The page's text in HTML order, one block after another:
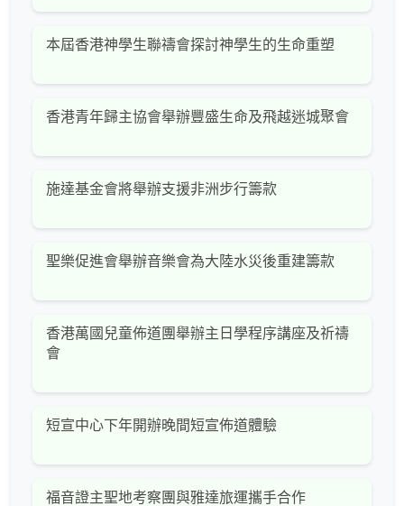
本屆香港神學生聯禱會探討神學生的生命重塑
香港青年歸主協會舉辦豐盛生命及飛越迷城聚會
施達基金會將舉辦支援非洲步行籌款
聖樂促進會舉辦音樂會為大陸水災後重建籌款
香港萬國兒童佈道團舉辦主日學程序講座及祈禱
會
短宣中心下年開辦晚間短宣佈道體驗
福音證主聖地考察團與雅達旅運攜手合作